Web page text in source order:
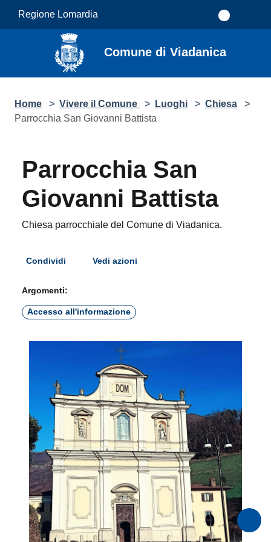
Regione Lomardia
Comune di Viadanica
Home > Vivere il Comune > Luoghi > Chiesa
>
Parrocchia San Giovanni Battista
Parrocchia San
Giovanni Battista
Chiesa parrocchiale del Comune di Viadanica.
Condividi Vedi azioni
Argomenti:
Accesso all'informazione